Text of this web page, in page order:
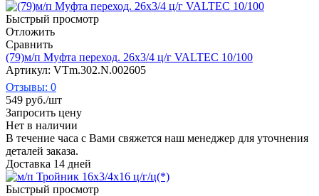
Быстрый просмотр
Отложить
Сравнить
(79)м/п Муфта переход. 26х3/4 ц/г VALTEC 10/100
Артикул: VTm.302.N.002605
Отзывы: 0
549 руб./шт
Запросить цену
Нет в наличии
В течение часа с Вами свяжется наш менеджер для уточнения
деталей заказа.
Доставка 14 дней
Быстрый просмотр